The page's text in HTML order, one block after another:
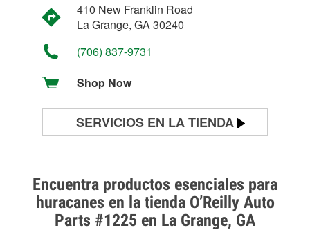
Encuentra productos esenciales para
huracanes en la tienda O’Reilly Auto
Parts #1225 en La Grange, GA
410 New Franklin Road
La Grange, GA 30240
(706) 837-9731
Shop Now
SERVICIOS EN LA TIENDA
Prueba de alternadores y
arrancadores
Revisión de la luz "Check Engine"